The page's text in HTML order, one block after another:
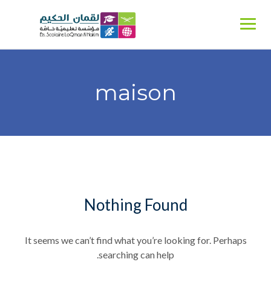
maison
Nothing Found
It seems we can’t find what you’re looking for. Perhaps
searching can help.